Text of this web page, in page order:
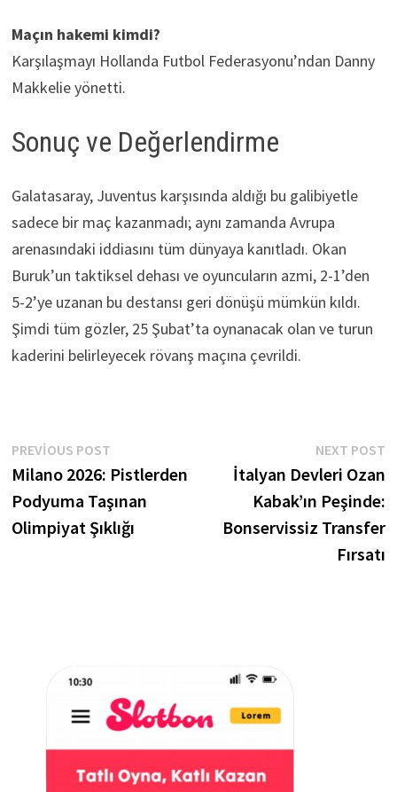
Maçın hakemi kimdi?
Karşılaşmayı Hollanda Futbol Federasyonu’ndan Danny
Makkelie yönetti.
Sonuç ve Değerlendirme
Galatasaray, Juventus karşısında aldığı bu galibiyetle
sadece bir maç kazanmadı; aynı zamanda Avrupa
arenasındaki iddiasını tüm dünyaya kanıtladı. Okan
Buruk’un taktiksel dehası ve oyuncuların azmi, 2-1’den
5-2’ye uzanan bu destansı geri dönüşü mümkün kıldı.
Şimdi tüm gözler, 25 Şubat’ta oynanacak olan ve turun
kaderini belirleyecek rövanş maçına çevrildi.
Yazı
gezinmesi
PREVIOUS POSTPrevious
post:
Milano 2026: Pistlerden
Podyuma Taşınan
Olimpiyat Şıklığı
NEXT POST
İtalyan Devleri Ozan
Kabak’ın Peşinde:
Bonservissiz Transfer
Fırsatı